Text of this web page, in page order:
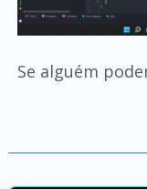
Se alguém